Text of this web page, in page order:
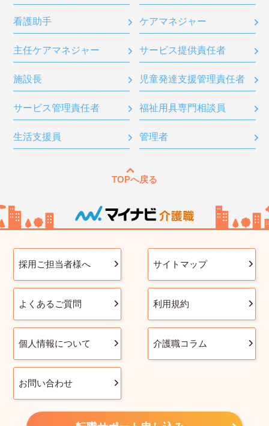
看護助手 ケアマネジャー
主任ケアマネジャー サービス提供責任者
施設長 児童発達支援管理責任者
サービス管理責任者 福祉用具専門相談員
生活支援員 管理者
TOPへ戻る
採用ご担当者様へ サイトマップ
よくあるご質問 利用規約
個人情報について 介護職コラム
お問い合わせ